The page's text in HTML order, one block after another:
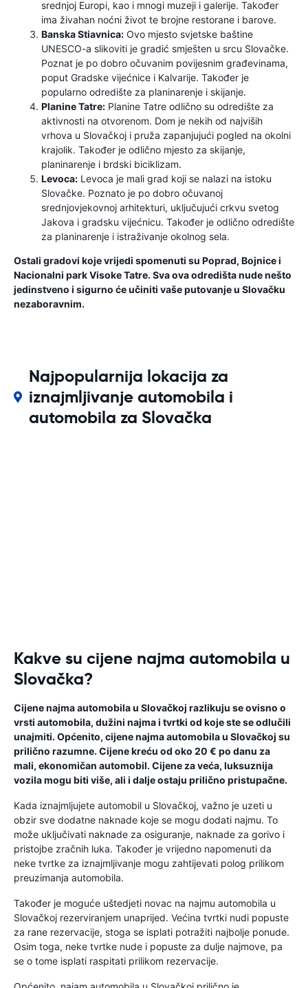
srednjoj Europi, kao i mnogi muzeji i galerije. Također
ima živahan noćni život te brojne restorane i barove.
Banska Stiavnica: Ovo mjesto svjetske baštine
UNESCO-a slikoviti je gradić smješten u srcu Slovačke.
Poznat je po dobro očuvanim povijesnim građevinama,
poput Gradske vijećnice i Kalvarije. Također je
popularno odredište za planinarenje i skijanje.
Planine Tatre: Planine Tatre odlično su odredište za
aktivnosti na otvorenom. Dom je nekih od najviših
vrhova u Slovačkoj i pruža zapanjujući pogled na okolni
krajolik. Također je odlično mjesto za skijanje,
planinarenje i brdski biciklizam.
Levoca: Levoca je mali grad koji se nalazi na istoku
Slovačke. Poznato je po dobro očuvanoj
srednjovjekovnoj arhitekturi, uključujući crkvu svetog
Jakova i gradsku vijećnicu. Također je odlično odredište
za planinarenje i istraživanje okolnog sela.
Ostali gradovi koje vrijedi spomenuti su Poprad, Bojnice i
Nacionalni park Visoke Tatre. Sva ova odredišta nude nešto
jedinstveno i sigurno će učiniti vaše putovanje u Slovačku
nezaboravnim.
Najpopularnija lokacija za
iznajmljivanje automobila i
automobila za Slovačka
Kakve su cijene najma automobila u
Slovačka?
Cijene najma automobila u Slovačkoj razlikuju se ovisno o
vrsti automobila, dužini najma i tvrtki od koje ste se odlučili
unajmiti. Općenito, cijene najma automobila u Slovačkoj su
prilično razumne. Cijene kreću od oko 20 € po danu za
mali, ekonomičan automobil. Cijene za veća, luksuznija
vozila mogu biti više, ali i dalje ostaju prilično pristupačne.
Kada iznajmljujete automobil u Slovačkoj, važno je uzeti u
obzir sve dodatne naknade koje se mogu dodati najmu. To
može uključivati ​​naknade za osiguranje, naknade za gorivo i
pristojbe zračnih luka. Također je vrijedno napomenuti da
neke tvrtke za iznajmljivanje mogu zahtijevati polog prilikom
preuzimanja automobila.
Također je moguće uštedjeti novac na najmu automobila u
Slovačkoj rezerviranjem unaprijed. Većina tvrtki nudi popuste
za rane rezervacije, stoga se isplati potražiti najbolje ponude.
Osim toga, neke tvrtke nude i popuste za dulje najmove, pa
se o tome isplati raspitati prilikom rezervacije.